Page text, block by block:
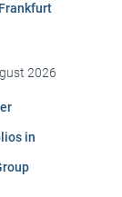
2026
in